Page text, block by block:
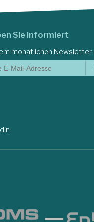
Sie informiert
monatlichen Newsletter